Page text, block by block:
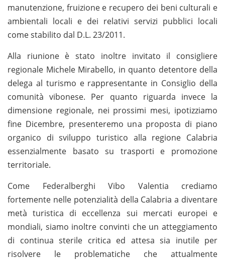
manutenzione, fruizione e recupero dei beni culturali e
ambientali locali e dei relativi servizi pubblici locali
come stabilito dal D.L. 23/2011.
Alla riunione è stato inoltre invitato il consigliere
regionale Michele Mirabello, in quanto detentore della
delega al turismo e rappresentante in Consiglio della
comunità vibonese. Per quanto riguarda invece la
dimensione regionale, nei prossimi mesi, ipotizziamo
fine Dicembre, presenteremo una proposta di piano
organico di sviluppo turistico alla regione Calabria
essenzialmente basato su trasporti e promozione
territoriale.
Come Federalberghi Vibo Valentia crediamo
fortemente nelle potenzialità della Calabria a diventare
metà turistica di eccellenza sui mercati europei e
mondiali, siamo inoltre convinti che un atteggiamento
di continua sterile critica ed attesa sia inutile per
risolvere le problematiche che attualmente